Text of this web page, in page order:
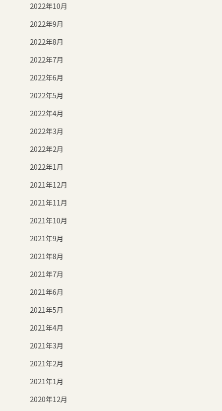
2022年10月
2022年9月
2022年8月
2022年7月
2022年6月
2022年5月
2022年4月
2022年3月
2022年2月
2022年1月
2021年12月
2021年11月
2021年10月
2021年9月
2021年8月
2021年7月
2021年6月
2021年5月
2021年4月
2021年3月
2021年2月
2021年1月
2020年12月